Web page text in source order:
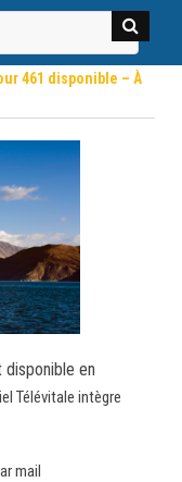
461 disponible – À
en
Télévitale intègre
mail